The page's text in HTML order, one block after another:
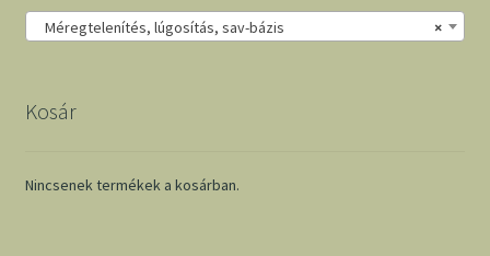
×
Méregtelenítés, lúgosítás, sav-bázis
Kosár
Nincsenek termékek a kosárban.